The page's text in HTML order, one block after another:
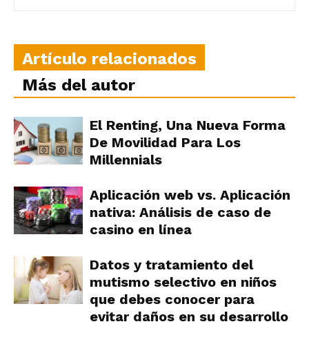
Artículo relacionados
Más del autor
El Renting, Una Nueva Forma
De Movilidad Para Los
Millennials
Aplicación web vs. Aplicación
nativa: Análisis de caso de
casino en línea
Datos y tratamiento del
mutismo selectivo en niños
que debes conocer para
evitar daños en su desarrollo